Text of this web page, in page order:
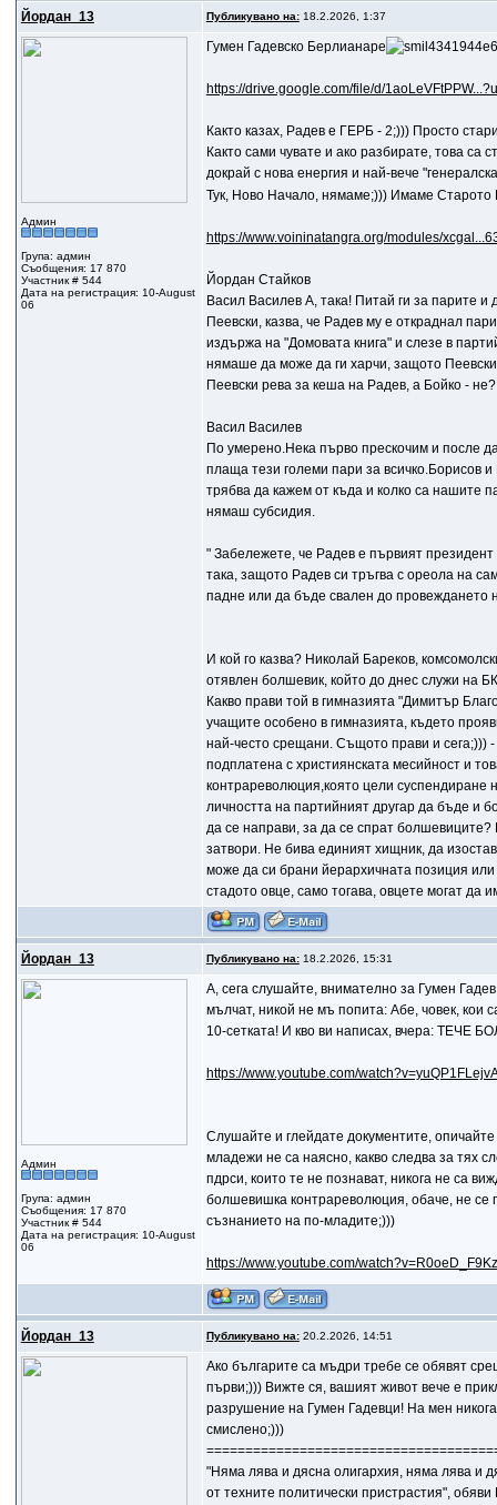
Йордан_13 Публикувано на:18.2.2026, 1:37
Админ
Група: админ
Съобщения: 17 870
Участник # 544
Дата на регистрация: 10-August
06
Гумен Гадевско Берлианаре
https://drive.google.com/file/d/
Както казах, Радев е ГЕРБ - 2;))) Просто
Както сами чувате и ако разбирате, това
докрай с нова енергия и най-вече
Тук, Ново Начало, нямаме;))) Имаме Старото
https://www.voininatangra.org/modules/
Йордан Стайков
Васил Василев A, така! Питай ги за парите
Пеевски, казва, че Радев му е откраднал
издържа на "Домовата книга" и слезе в
нямаше да може да ги харчи, защото
Пеевски рева за кеша на Радев, а Бойко -
Васил Василев
По умерено.Нека първо прескочим и после
плаща тези големи пари за всичко.Борисов
трябва да кажем от къда и колко са нашите
нямаш субсидия.
" Забележете, че Радев е първият президент
така, защото Радев си тръгва с ореола на
падне или да бъде свален до провеждането
И кой го казва? Николай Бареков,
отявлен болшевик, който до днес служи на
Какво прави той в гимназията "Димитър
учащите особено в гимназията, където
най-често срещани. Същото прави и сега;)))
подплатена с християнската месийност и
контрареволюция,която цели суспендиране
личността на партийният другар да бъде и
да се направи, за да се спрат
затвори. Не бива единият хищник, да
може да си брани йерархичната позиция
стадото овце, само тогава, овцете могат да
Йордан_13 Публикувано на:18.2.2026, 15:31
Админ
Група: админ
Съобщения: 17 870
Участник # 544
Дата на регистрация: 10-August
06
A, сега слушайте, внимателно за Гумен
мълчат, никой не мъ попита: Абе, човек, кои
10-сетката! И кво ви написах, вчера:
https://www.youtube.com/
Слушайте и глейдате документите,
младежи не са наясно, какво следва за тях
пдрси, които те не познават, никога не са
болшевишка контрареволюция, обаче, не се
съзнанието на по-младите;)))
https://www.youtube.com/
Йордан_13 Публикувано на:20.2.2026, 14:51
Ако българите са мъдри требе се обявят
първи;))) Вижте ся, вашият живот вече е
разрушение на Гумен Гадевци! На мен
смислено;)))
"Няма лява и дясна олигархия, няма лява и
от техните политически пристрастия",